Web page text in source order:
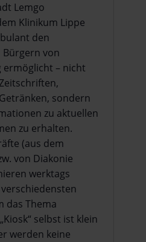
Lemgo
Klinikum Lippe
den
von
– nicht
sondern
zu aktuellen
zu erhalten.
(aus dem
von Diakonie
werktags
das Thema
selbst ist klein
werden keine